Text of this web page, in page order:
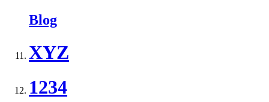
Blog
XYZ
1234